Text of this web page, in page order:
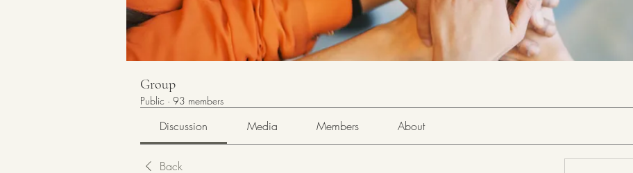
Group
Public · 93 members
Discussion Media Members About
Back